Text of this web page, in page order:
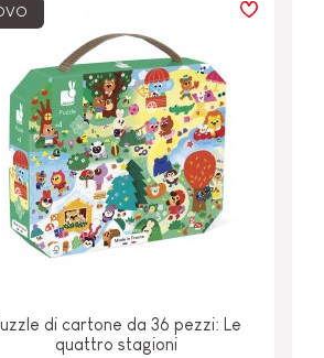
di cartone da 36 pezzi: Le
quattro stagioni